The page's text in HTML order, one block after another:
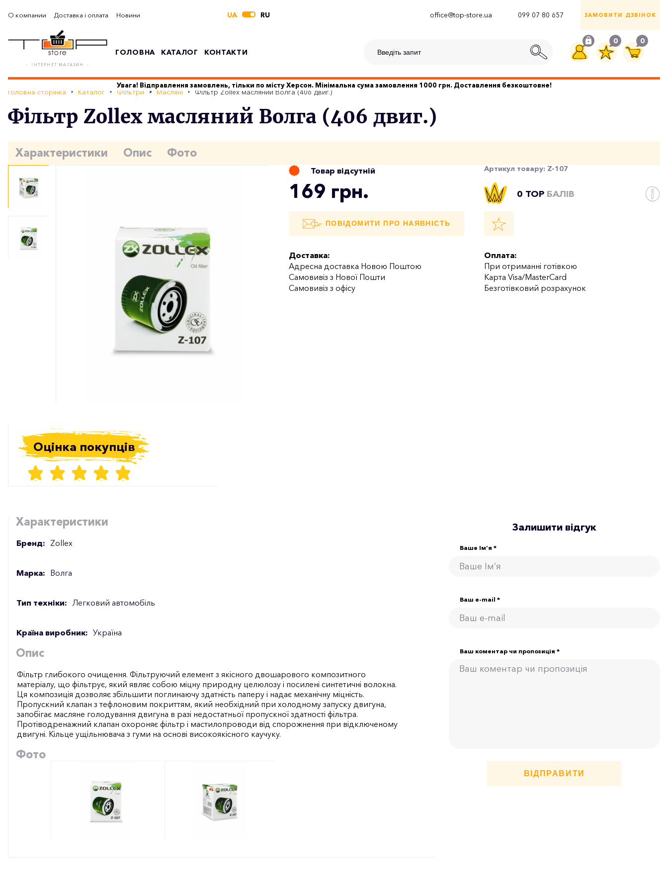
О компании Доставка і оплата Новини UA RU office@top-store.ua 099 07 80 657 ЗАМОВИТИ ДЗВІНОК
- ІНТЕРНЕТ МАГАЗИН -
ГОЛОВНА КАТАЛОГ КОНТАКТИ
0 0
Увага! Відправлення замовлень, тільки по місту Херсон. Мінімальна сума замовлення 1000 грн. Доставлення безкоштовне!
Головна сторінка Каталог Фільтри Масляні Фільтр Zollex масляний Волга (406 двиг.)
Фільтр Zollex масляний Волга (406 двиг.)
Характеристики Опис Фото
Товар відсутній Артикул товару: Z-107
169 грн. 0 TOP БАЛІВ
ПОВІДОМИТИ ПРО НАЯВНІСТЬ
Доставка:
Адресна доставка Новою Поштою
Самовивіз з Нової Пошти
Самовивіз з офісу
Оплата:
При отриманні готівкою
Карта Visa/MasterCard
Безготівковий розрахунок
Оцінка покупців
Характеристики
Бренд: Zollex
Марка: Волга
Тип техніки: Легковий автомобіль
Країна виробник: Україна
Опис
Фільтр глибокого очищення. Фільтруючий елемент з якісного двошарового композитного
матеріалу, що фільтрує, який являє собою міцну природну целюлозу і посилені синтетичні волокна.
Ця композиція дозволяє збільшити поглинаючу здатність паперу і надає механічну міцність.
Пропускний клапан з тефлоновим покриттям, який необхідний при холодному запуску двигуна,
запобігає масляне голодування двигуна в разі недостатньої пропускної здатності фільтра.
Протіводренажний клапан охороняє фільтр і мастилопроводи від спорожнення при відключеному
двигуні. Кільце ущільнювача з гуми на основі високоякісного каучуку.
Фото
Залишити відгук
Ваше Ім’я *
Ваш e-mail *
Ваш коментар чи пропозиція *
ВІДПРАВИТИ